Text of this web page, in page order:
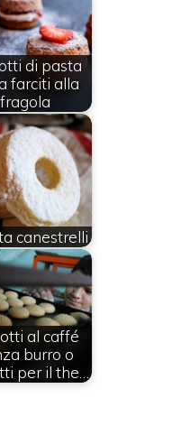
di pasta
farciti alla
fragola
canestrelli
al caffé
burro o
per il the…